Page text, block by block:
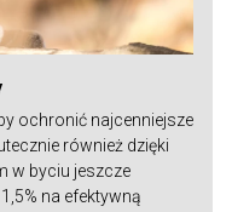
ochronić najcenniejsze
również dzięki
w byciu jeszcze
na efektywną